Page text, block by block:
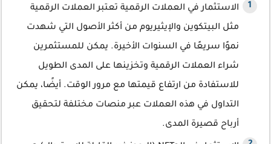
الاستثمار في العملات الرقمية تعتبر العملات الرقمية
مثل البيتكوين والإيثيريوم من أكثر الأصول التي شهدت
نموًا سريعًا في السنوات الأخيرة. يمكن للمستثمرين
شراء العملات الرقمية وتخزينها على المدى الطويل
للاستفادة من ارتفاع قيمتها مع مرور الوقت. أيضًا، يمكن
التداول في هذه العملات عبر منصات مختلفة لتحقيق
أرباح قصيرة المدى.